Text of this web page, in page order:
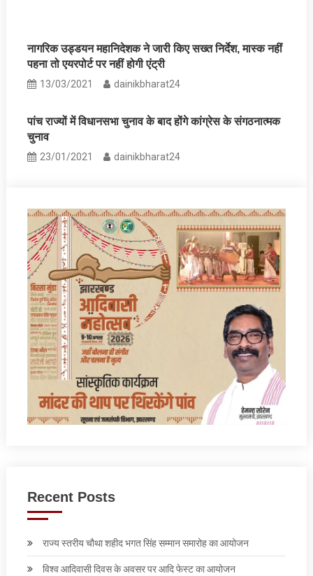
नागरिक उड्डयन महानिदेशक ने जारी किए सख्त निर्देश, मास्क नहीं
पहना तो एयरपोर्ट पर नहीं होगी एंट्री
13/03/2021 dainikbharat24
पांच राज्यों में विधानसभा चुनाव के बाद होंगे कांग्रेस के संगठनात्मक
चुनाव
23/01/2021 dainikbharat24
Recent Posts
राज्य स्तरीय चौथा शहीद भगत सिंह सम्मान समारोह का आयोजन
विश्व आदिवासी दिवस के अवसर पर आदि फेस्‍ट का आयोजन